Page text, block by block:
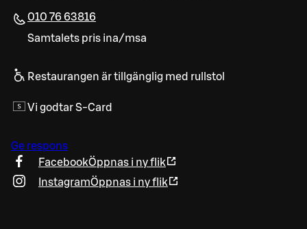
010 76 63816
Samtalets pris ina/msa
Restaurangen är tillgänglig med rullstol
Vi godtar S-Card
Ge respons
FacebookÖppnas i ny flik
InstagramÖppnas i ny flik